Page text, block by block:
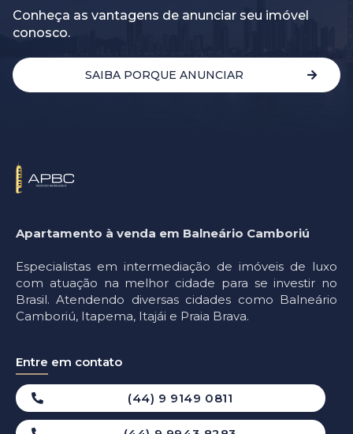
Conheça as vantagens de anunciar seu imóvel
conosco.
SAIBA PORQUE ANUNCIAR
Apartamento à venda em Balneário Camboriú
Especialistas em intermediação de imóveis de luxo
com atuação na melhor cidade para se investir no
Brasil. Atendendo diversas cidades como Balneário
Camboriú, Itapema, Itajái e Praia Brava.
Entre em contato
(44) 9 9149 0811